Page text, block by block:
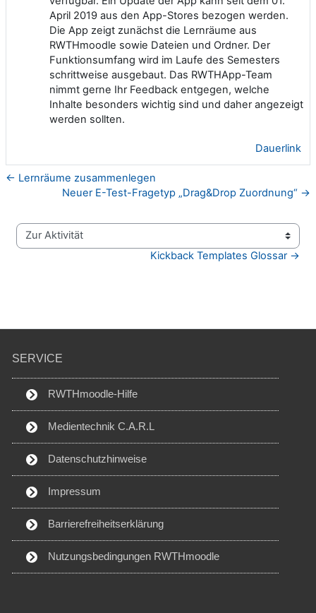
April 2019 aus den App-Stores bezogen werden.
Die App zeigt zunächst die Lernräume aus
RWTHmoodle sowie Dateien und Ordner. Der
Funktionsumfang wird im Laufe des Semesters
schrittweise ausgebaut. Das RWTHApp-Team
nimmt gerne Ihr Feedback entgegen, welche
Inhalte besonders wichtig sind und daher angezeigt
werden sollten.
Dauerlink
← Lernräume zusammenlegen
Neuer E-Test-Fragetyp „Drag&Drop Zuordnung“ →
Zur Aktivität
Kickback Templates Glossar →
SERVICE
RWTHmoodle-Hilfe
Medientechnik C.A.R.L
Datenschutzhinweise
Impressum
Barrierefreiheitserklärung
Nutzungsbedingungen RWTHmoodle